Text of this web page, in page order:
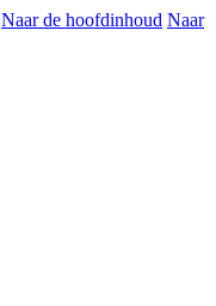
Naar de hoofdinhoud Naar